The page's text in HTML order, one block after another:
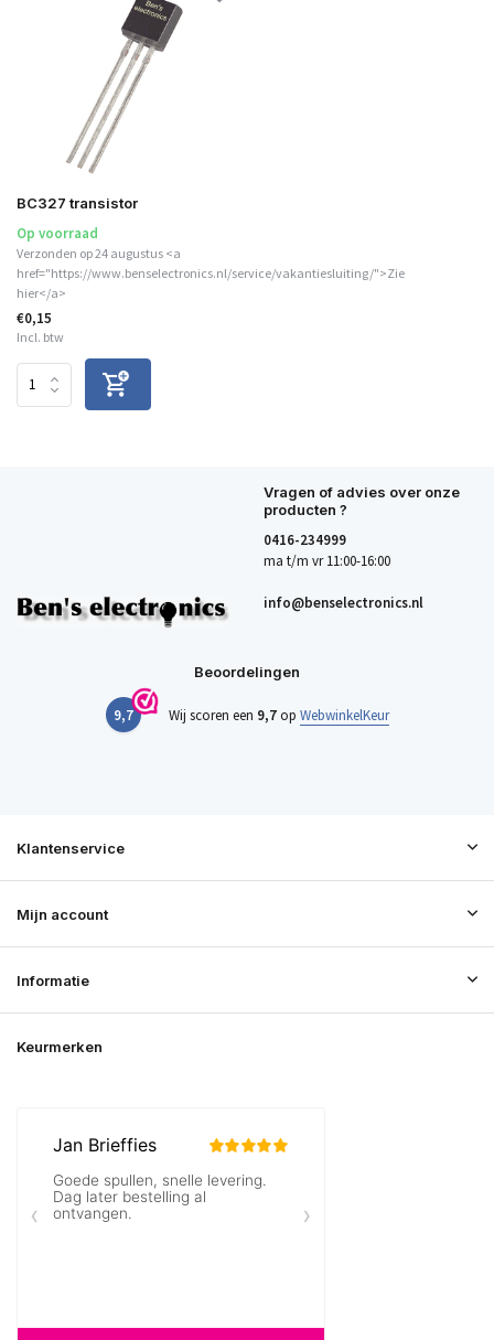
BC327 transistor
Op voorraad
Verzonden op 24 augustus <a
href="https://www.benselectronics.nl/service/vakantiesluiting/">Zie
hier</a>
€0,15
Incl. btw
Vragen of advies over onze
producten ?
0416-234999
ma t/m vr 11:00-16:00
info@benselectronics.nl
Beoordelingen
9,7 Wij scoren een 9,7op WebwinkelKeur
Klantenservice
Mijn account
Informatie
Keurmerken